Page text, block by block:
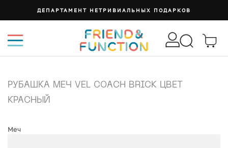
ДЕПАРТАМЕНТ НЕТРИВИАЛЬНЫХ ПОДАРКОВ
РУБАШКА МЕЧ VEL COACH BRICK ЦВЕТ
КРАСНЫЙ
Меч